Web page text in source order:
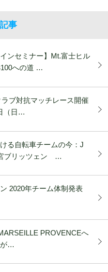
事
ンセミナー】Mt.富士ヒル
への道 …
ブ対抗マッチレース開催
（日…
る自転車チームの今：J
ブリッツェン …
2020年チーム体制発表
PROVENCEへ
が…